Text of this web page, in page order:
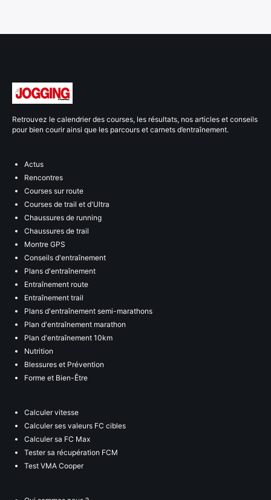
Retrouvez le calendrier des courses, les résultats, nos articles et conseils
pour bien courir ainsi que les parcours et carnets d’entraînement.
Actus
Rencontres
Courses sur route
Courses de trail et d'Ultra
Chaussures de running
Chaussures de trail
Montre GPS
Conseils d'entraînement
Plans d'entraînement
Entraînement route
Entraînement trail
Plans d'entraînement semi-marathons
Plan d'entraînement marathon
Plan d'entraînement 10km
Nutrition
Blessures et Prévention
Forme et Bien-Être
Calculer vitesse
Calculer ses valeurs FC cibles
Calculer sa FC Max
Tester sa récupération FCM
Test VMA Cooper